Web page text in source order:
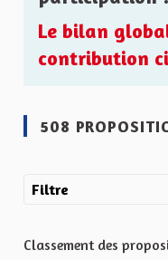
Le bilan
contribution
508
Filtre
Classement des